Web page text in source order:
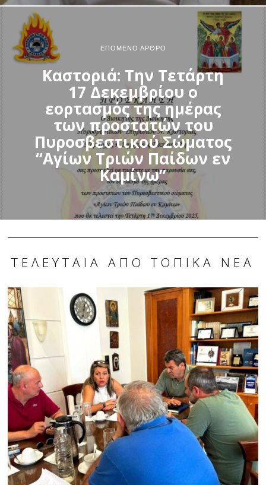
ΕΠΌΜΕΝΟ ΆΡΘΡΟ
Καστοριά: Την Τετάρτη
17 Δεκεμβρίου ο
εορτασμός της ημέρας
των προστατών του
Πυροσβεστικού Σώματος
“Αγίων Τριών Παίδων εν
Καμίνω”
ΤΕΛΕΥΤΑΊΑ ΑΠΌ ΤΟΠΙΚΆ ΝΈΑ